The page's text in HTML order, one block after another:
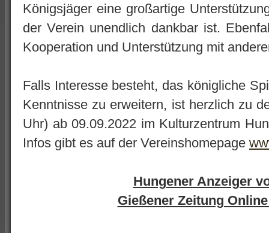
Königsjäger eine großartige
der Verein unendlich dankbar ist.
Kooperation und Unterstützung mit
Falls Interesse besteht, das königliche
Kenntnisse zu erweitern, ist herzlich zu
Uhr) ab 09.09.2022 im Kulturzentrum
Infos gibt es auf der Vereinshomepage
Hungener Anzeiger
Gießener Zeitung